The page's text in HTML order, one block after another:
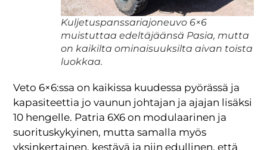
Kuljetuspanssariajoneuvo 6×6
muistuttaa edeltäjäänsä Pasia, mutta
on kaikilta ominaisuuksilta aivan toista
luokkaa.
Veto 6×6:ssa on kaikissa kuudessa pyörässä ja
kapasiteettia jo vaunun johtajan ja ajajan lisäksi
10 hengelle. Patria 6X6 on modulaarinen ja
suorituskykyinen, mutta samalla myös
yksinkertainen, kestävä ja niin edullinen, että